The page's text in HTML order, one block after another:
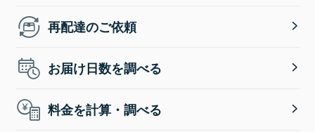
再配達のご依頼
お届け日数を調べる
料金を計算・調べる